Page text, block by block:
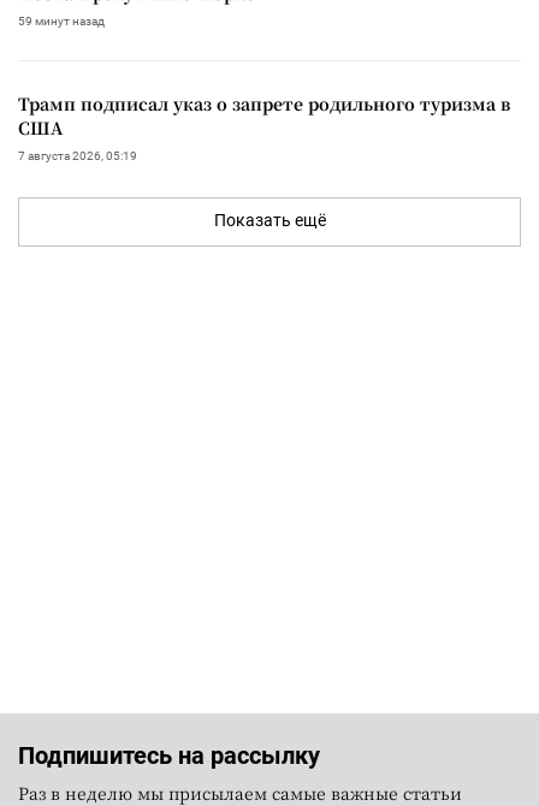
59 минут назад
Трамп подписал указ о запрете родильного туризма в
США
7 августа 2026, 05:19
Показать ещё
Подпишитесь на рассылку
Раз в неделю мы присылаем самые важные статьи